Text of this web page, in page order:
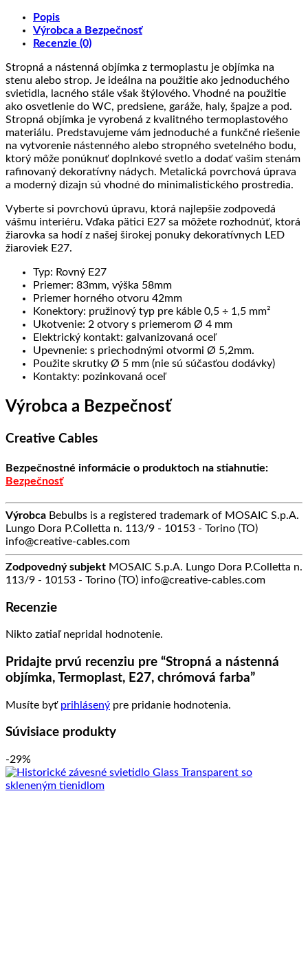
Popis
Výrobca a Bezpečnosť
Recenzie (0)
Stropná a nástenná objímka z termoplastu je objímka na
stenu alebo strop. Je ideálna na použitie ako jednoduchého
svietidla, lacného stále však štýlového. Vhodné na použitie
ako osvetlenie do WC, predsiene, garáže, haly, špajze a pod.
Stropná objímka je vyrobená z kvalitného termoplastového
materiálu. Predstavujeme vám jednoduché a funkčné riešenie
na vytvorenie nástenného alebo stropného svetelného bodu,
ktorý môže ponúknuť doplnkové svetlo a dodať vašim stenám
rafinovaný dekoratívny nádych. Metalická povrchová úprava
a moderný dizajn sú vhodné do minimalistického prostredia.
Vyberte si povrchovú úpravu, ktorá najlepšie zodpovedá
vášmu interiéru. Vďaka pätici E27 sa môžete rozhodnúť, ktorá
žiarovka sa hodí z našej širokej ponuky dekoratívnych LED
žiaroviek E27.
Typ: Rovný E27
Priemer: 83mm, výška 58mm
Priemer horného otvoru 42mm
Konektory: pružinový typ pre káble 0,5 ÷ 1,5 mm²
Ukotvenie: 2 otvory s priemerom Ø 4 mm
Elektrický kontakt: galvanizovaná oceľ
Upevnenie: s priechodnými otvormi Ø 5,2mm.
Použite skrutky Ø 5 mm (nie sú súčasťou dodávky)
Kontakty: pozinkovaná oceľ
Výrobca a Bezpečnosť
Creative Cables
Bezpečnostné informácie o produktoch na stiahnutie:
Bezpečnosť
Výrobca Bebulbs is a registered trademark of MOSAIC S.p.A.
Lungo Dora P.Colletta n. 113/9 - 10153 - Torino (TO)
info@creative-cables.com
Zodpovedný subjekt MOSAIC S.p.A. Lungo Dora P.Colletta n.
113/9 - 10153 - Torino (TO) info@creative-cables.com
Recenzie
Nikto zatiaľ nepridal hodnotenie.
Pridajte prvú recenziu pre “Stropná a nástenná
objímka, Termoplast, E27, chrómová farba”
Musíte byť prihlásený pre pridanie hodnotenia.
Súvisiace produkty
-29%